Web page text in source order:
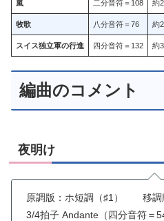
嵐 二分音符＝108 約
牧歌 八分音符＝76 約
スイス独立軍の行進 四分音符＝132 約
編曲のコメント
夜明け
原調版：ホ短調（♯1） 移調
3/4拍子 Andante（四分音符＝54